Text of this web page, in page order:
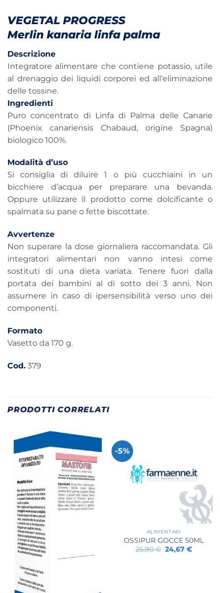
VEGETAL PROGRESS
Merlin kanaria linfa palma
Descrizione
Integratore alimentare che contiene potassio, utile
al drenaggio dei liquidi corporei ed all’eliminazione
delle tossine.
Ingredienti
Puro concentrato di Linfa di Palma delle Canarie
(Phoenix canariensis Chabaud, origine Spagna)
biologico 100%.
Modalità d’uso
Si consiglia di diluire 1 o più cucchiaini in un
bicchiere d’acqua per preparare una bevanda.
Oppure utilizzare il prodotto come dolcificante o
spalmata su pane o fette biscottate.
Avvertenze
Non superare la dose giornaliera raccomandata. Gli
integratori alimentari non vanno intesi come
sostituti di una dieta variata. Tenere fuori dalla
portata dei bambini al di sotto dei 3 anni. Non
assumere in caso di ipersensibilità verso uno dei
componenti.
Formato
Vasetto da 170 g.
Cod. 379
PRODOTTI CORRELATI
-5%
ALIMENTARI
OSSIPUR GOCCE 50ML
25,90€ Il
prezzo
24,67€Il